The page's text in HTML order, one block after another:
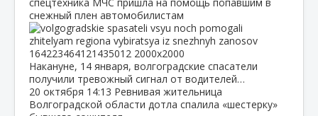
снежный плен автомобилистам
Накануне, 14 января, волгоградские спасатели
получили тревожный сигнал от водителей…
20 октября 14:13 Ревнивая жительница
Волгоградской области дотла спалила «шестерку»